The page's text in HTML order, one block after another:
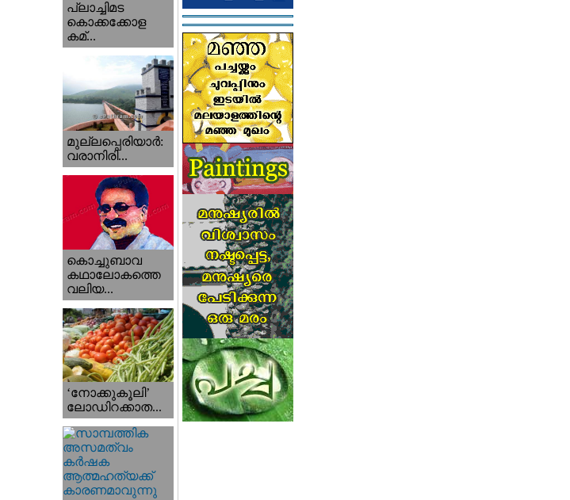
പ്ലാച്ചിമട
കൊക്കക്കോള
കമ്...
മുല്ലപ്പെരിയാര്‍:
വരാനിരി...
കൊച്ചുബാവ
കഥാലോകത്തെ
വലിയ...
‘നോക്കുകൂലി’
ലോഡിറക്കാത...